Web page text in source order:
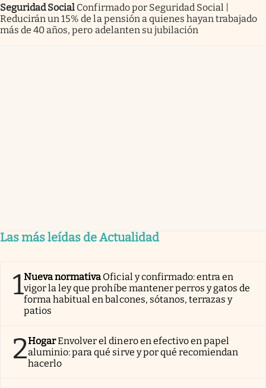
Seguridad Social Confirmado por Seguridad Social |
Reducirán un 15% de la pensión a quienes hayan trabajado
más de 40 años, pero adelanten su jubilación
Las más leídas de Actualidad
1Nueva normativa Oficial y confirmado: entra en
vigor la ley que prohíbe mantener perros y gatos de
forma habitual en balcones, sótanos, terrazas y
patios
2HogarEnvolver el dinero en efectivo en papel
aluminio: para qué sirve y por qué recomiendan
hacerlo